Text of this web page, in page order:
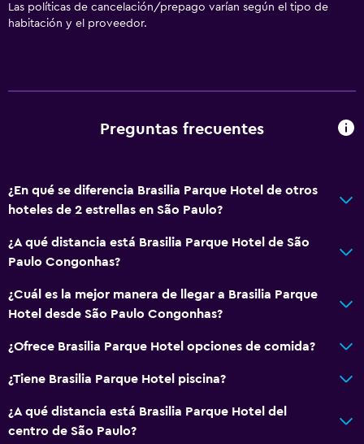
Las políticas de cancelación/prepago varían según el tipo de
habitación y el proveedor.
Preguntas frecuentes
¿En qué se diferencia Brasilia Parque Hotel de otros
hoteles de 2 estrellas en São Paulo?
¿A qué distancia está Brasilia Parque Hotel de São
Paulo Congonhas?
¿Cuál es la mejor manera de llegar a Brasilia Parque
Hotel desde São Paulo Congonhas?
¿Ofrece Brasilia Parque Hotel opciones de comida?
¿Tiene Brasilia Parque Hotel piscina?
¿A qué distancia está Brasilia Parque Hotel del
centro de São Paulo?